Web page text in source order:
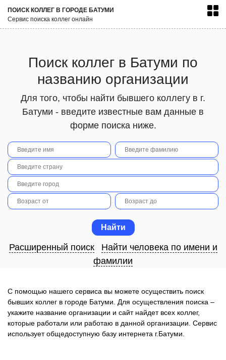
ПОИСК КОЛЛЕГ В ГОРОДЕ БАТУМИ
Сервис поиска коллег онлайн
Поиск коллег в Батуми по
названию организации
Для того, чтобы найти бывшего коллегу в г.
Батуми - введите известные вам данные в
форме поиска ниже.
Расширенный поиск
Найти человека по имени и
фамилии
С помощью нашего сервиса вы можете осуществить поиск
бывших коллег в городе Батуми. Для осуществления поиска –
укажите название организации и сайт найдет всех коллег,
которые работали или работаю в данной организации. Сервис
использует общедоступную базу интернета г.Батуми.